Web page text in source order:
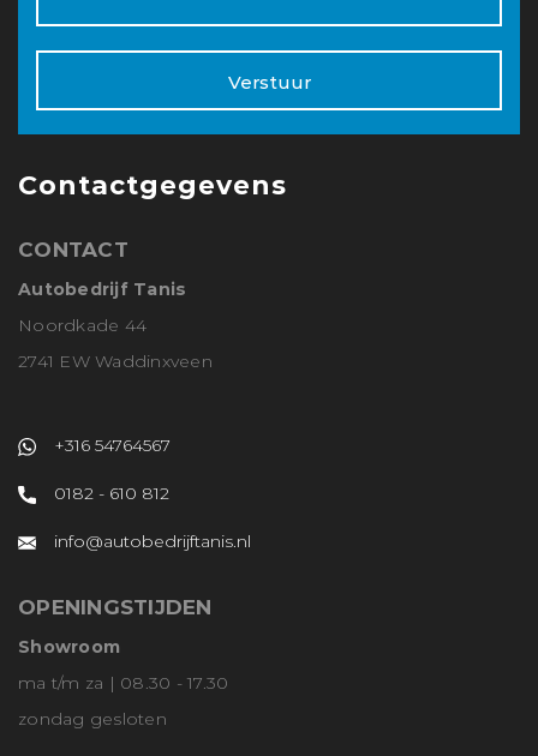
Verstuur
Contactgegevens
CONTACT
Autobedrijf Tanis
Noordkade 44
2741 EW Waddinxveen
+316 54764567
0182 - 610 812
info@autobedrijftanis.nl
OPENINGSTIJDEN
Showroom
ma t/m za | 08.30 - 17.30
zondag gesloten